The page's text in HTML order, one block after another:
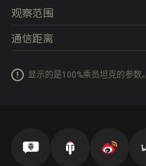
观察范围
通信距离
显示的是100%乘员坦克的参数。